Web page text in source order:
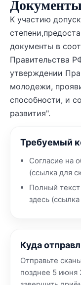
К участию
документы в
Правительства
утверждении
молодежи,
способности, и
развития".
Требуемый
Согласие на
(ссылка для
Полный
здесь
Куда
Отправьте
позднее 5 июня